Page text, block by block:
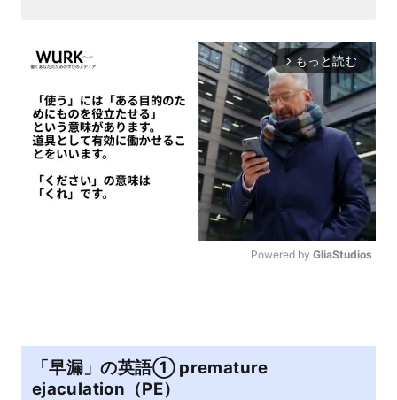
arrow_forward_ios もっと読む
Powered by GliaStudios
「早漏」の英語① premature
ejaculation（PE）